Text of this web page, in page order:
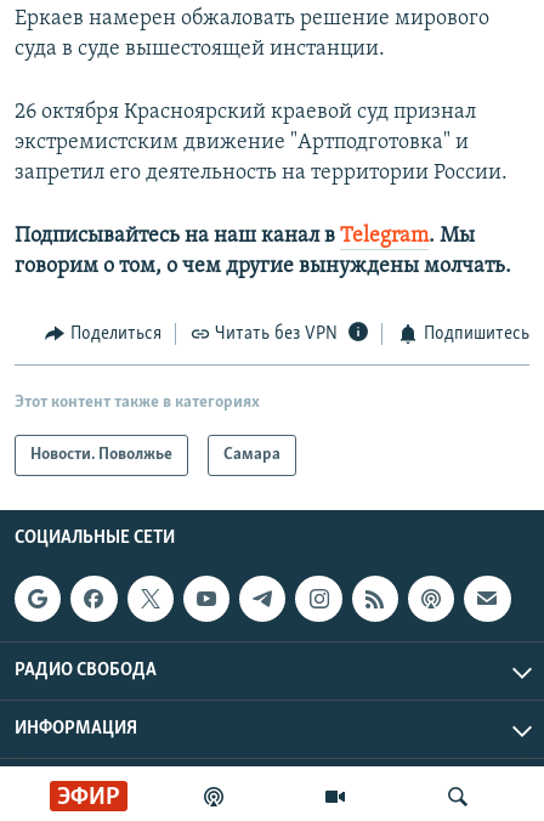
ЭФИР
Еркаев намерен обжаловать решение мирового
суда в суде вышестоящей инстанции.
26 октября Красноярский краевой суд признал
экстремистским движение "Артподготовка" и
запретил его деятельность на территории России.
Подписывайтесь на наш канал в Telegram. Мы
говорим о том, о чем другие вынуждены молчать.
Поделиться Читать без VPN Подпишитесь
Этот контент также в категориях
Новости. Поволжье Самара
СОЦИАЛЬНЫЕ СЕТИ
РАДИО СВОБОДА
ИНФОРМАЦИЯ
Радио Свобода © 2026 RFE/RL, Inc. | Все права защищены.